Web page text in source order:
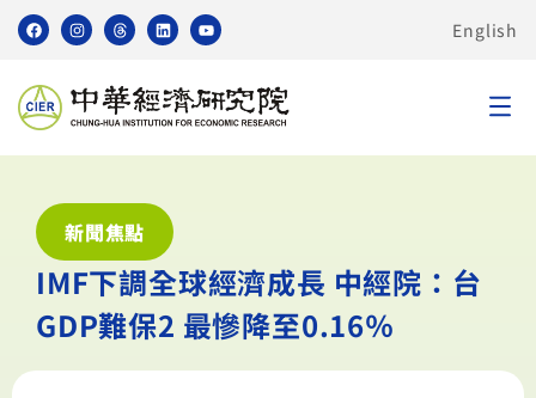
English
新聞焦點
IMF下調全球經濟成長 中經院：台
GDP難保2 最慘降至0.16％